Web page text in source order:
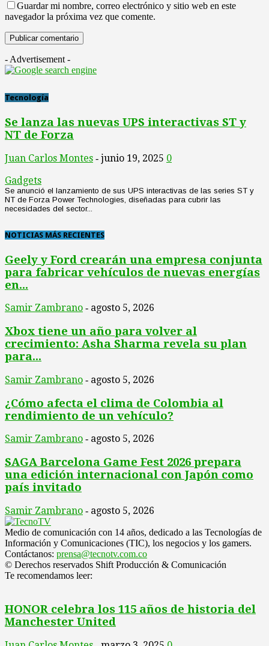
Guardar mi nombre, correo electrónico y sitio web en este
navegador la próxima vez que comente.
- Advertisement -
Tecnología
Se lanza las nuevas UPS interactivas ST y
NT de Forza
Juan Carlos Montes - junio 19, 2025 0
Gadgets
Se anunció el lanzamiento de sus UPS interactivas de las series ST y
NT de Forza Power Technologies, diseñadas para cubrir las
necesidades del sector...
NOTICIAS MÁS RECIENTES
Geely y Ford crearán una empresa conjunta
para fabricar vehículos de nuevas energías
en...
Samir Zambrano - agosto 5, 2026
Xbox tiene un año para volver al
crecimiento: Asha Sharma revela su plan
para...
Samir Zambrano - agosto 5, 2026
¿Cómo afecta el clima de Colombia al
rendimiento de un vehículo?
Samir Zambrano - agosto 5, 2026
SAGA Barcelona Game Fest 2026 prepara
una edición internacional con Japón como
país invitado
Samir Zambrano - agosto 5, 2026
Medio de comunicación con 14 años, dedicado a las Tecnologías de
Información y Comunicaciones (TIC), los negocios y los gamers.
Contáctanos: prensa@tecnotv.com.co
© Derechos reservados Shift Producción & Comunicación
Te recomendamos leer:
HONOR celebra los 115 años de historia del
Manchester United